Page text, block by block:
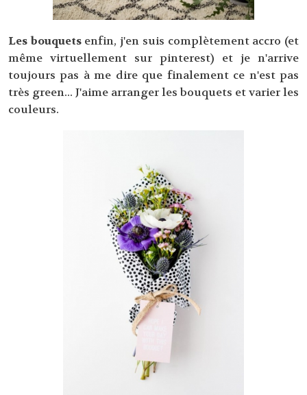
Les bouquetsenfin, j'en suis complètement accro (et
même virtuellement sur pinterest) et je n'arrive
toujours pas à me dire que finalement ce n'est pas
très green... J'aime arranger les bouquets et varier les
couleurs.